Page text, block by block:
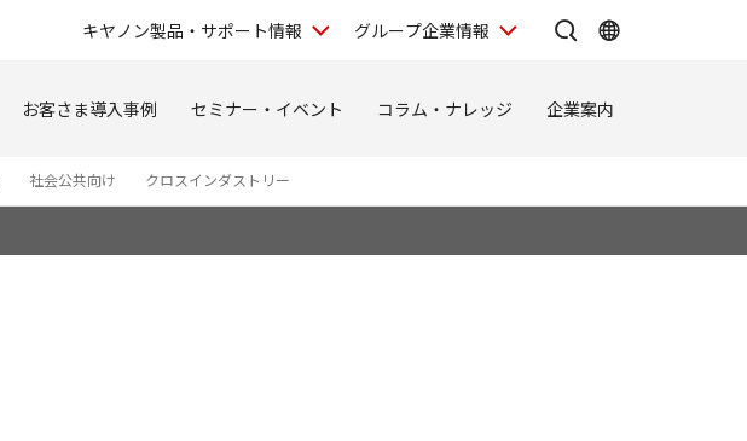
キヤノン製品・サポート情報 グループ企業情報
お客さま導入事例 セミナー・イベント コラム・ナレッジ 企業案内
社会公共向け クロスインダストリー